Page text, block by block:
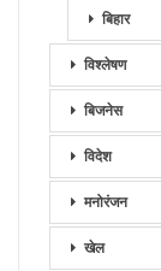
बिहार
विश्लेषण
बिजनेस
विदेश
मनोरंजन
खेल